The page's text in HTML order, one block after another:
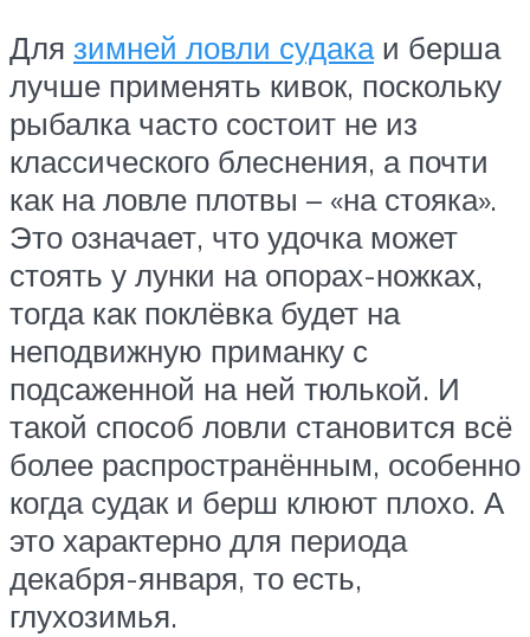
Для зимней ловли судакаи берша
лучше применять кивок, поскольку
рыбалка часто состоит не из
классического блеснения, а почти
как на ловле плотвы – «на стояка».
Это означает, что удочка может
стоять у лунки на опорах-ножках,
тогда как поклёвка будет на
неподвижную приманку с
подсаженной на ней тюлькой. И
такой способ ловли становится всё
более распространённым, особенно
когда судак и берш клюют плохо. А
это характерно для периода
декабря-января, то есть,
глухозимья.